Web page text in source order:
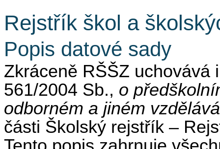
Rejstřík škol a
Popis datové sady
Zkráceně RŠŠZ uchovává
561/2004 Sb., o
odborném a jiném
části Školský rejstřík –